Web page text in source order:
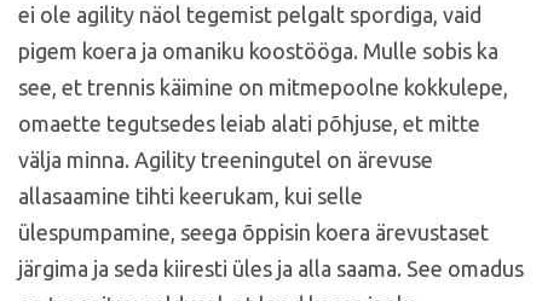
ei ole agility näol tegemist pelgalt spordiga, vaid
pigem koera ja omaniku koostööga. Mulle sobis ka
see, et trennis käimine on mitmepoolne kokkulepe,
omaette tegutsedes leiab alati põhjuse, et mitte
välja minna. Agility treeningutel on ärevuse
allasaamine tihti keerukam, kui selle
ülespumpamine, seega õppisin koera ärevustaset
järgima ja seda kiiresti üles ja alla saama. See omadus